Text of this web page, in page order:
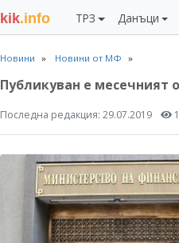
kik.info ТРЗ Данъци
Новини Новини от МФ
Публикуван е месечният
Последна редакция: 29.07.2019